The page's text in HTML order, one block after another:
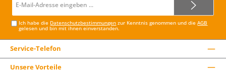
Mail-
Ich habe die Datenschutzbestimmungen zur Kenntnis genommen und dieAGB
gelesen und bin mit ihnen einverstanden.
Service-Telefon
Unsere Vorteile